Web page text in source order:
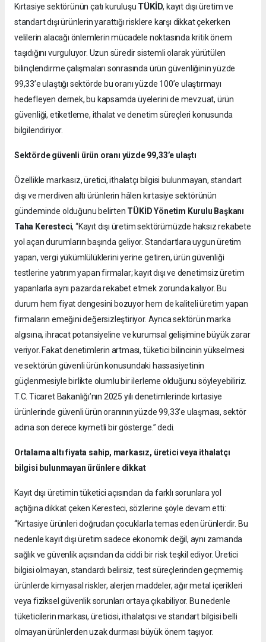
Kırtasiye sektörünün çatı kuruluşu TÜKİD, kayıt dışı üretim ve
standart dışı ürünlerin yarattığı risklere karşı dikkat çekerken
velilerin alacağı önlemlerin mücadele noktasında kritik önem
taşıdığını vurguluyor. Uzun süredir sistemli olarak yürütülen
bilinçlendirme çalışmaları sonrasında ürün güvenliğinin yüzde
99,33’e ulaştığı sektörde bu oranı yüzde 100’e ulaştırmayı
hedefleyen dernek, bu kapsamda üyelerini de mevzuat, ürün
güvenliği, etiketleme, ithalat ve denetim süreçleri konusunda
bilgilendiriyor.
Sektörde güvenli ürün oranı yüzde 99,33’e ulaştı
Özellikle markasız, üretici, ithalatçı bilgisi bulunmayan, standart
dışı ve merdiven altı ürünlerin hâlen kırtasiye sektörünün
gündeminde olduğunu belirten TÜKİD Yönetim Kurulu Başkanı
Taha Keresteci, “Kayıt dışı üretim sektörümüzde haksız rekabete
yol açan durumların başında geliyor. Standartlara uygun üretim
yapan, vergi yükümlülüklerini yerine getiren, ürün güvenliği
testlerine yatırım yapan firmalar; kayıt dışı ve denetimsiz üretim
yapanlarla aynı pazarda rekabet etmek zorunda kalıyor. Bu
durum hem fiyat dengesini bozuyor hem de kaliteli üretim yapan
firmaların emeğini değersizleştiriyor. Ayrıca sektörün marka
algısına, ihracat potansiyeline ve kurumsal gelişimine büyük zarar
veriyor. Fakat denetimlerin artması, tüketici bilincinin yükselmesi
ve sektörün güvenli ürün konusundaki hassasiyetinin
güçlenmesiyle birlikte olumlu bir ilerleme olduğunu söyleyebiliriz.
T.C. Ticaret Bakanlığı’nın 2025 yılı denetimlerinde kırtasiye
ürünlerinde güvenli ürün oranının yüzde 99,33’e ulaşması, sektör
adına son derece kıymetli bir gösterge.” dedi.
Ortalama altı fiyata sahip, markasız, üretici veya ithalatçı
bilgisi bulunmayan ürünlere dikkat
Kayıt dışı üretimin tüketici açısından da farklı sorunlara yol
açtığına dikkat çeken Keresteci, sözlerine şöyle devam etti:
“Kırtasiye ürünleri doğrudan çocuklarla temas eden ürünlerdir. Bu
nedenle kayıt dışı üretim sadece ekonomik değil, aynı zamanda
sağlık ve güvenlik açısından da ciddi bir risk teşkil ediyor. Üretici
bilgisi olmayan, standardı belirsiz, test süreçlerinden geçmemiş
ürünlerde kimyasal riskler, alerjen maddeler, ağır metal içerikleri
veya fiziksel güvenlik sorunları ortaya çıkabiliyor. Bu nedenle
tüketicilerin markası, üreticisi, ithalatçısı ve standart bilgisi belli
olmayan ürünlerden uzak durması büyük önem taşıyor.